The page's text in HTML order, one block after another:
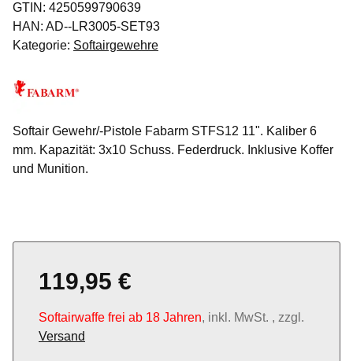
GTIN: 4250599790639
HAN: AD--LR3005-SET93
Kategorie: Softairgewehre
Softair Gewehr/-Pistole Fabarm STFS12 11". Kaliber 6
mm. Kapazität: 3x10 Schuss. Federdruck. Inklusive Koffer
und Munition.
119,95 €
Softairwaffe frei ab 18 Jahren, inkl. MwSt. , zzgl.
Versand